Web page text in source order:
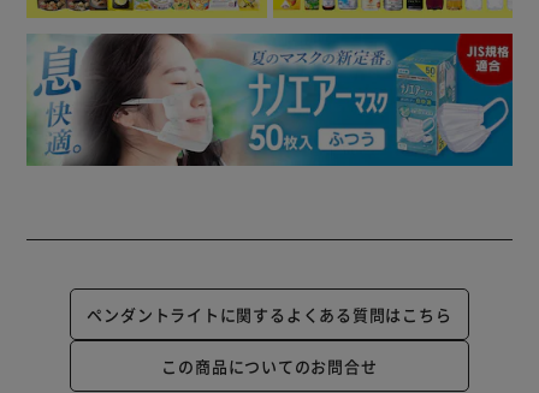
ペンダントライトに関するよくある質問はこちら
この商品についてのお問合せ